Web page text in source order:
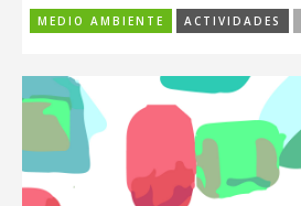
MEDIO AMBIENTE ACTIVIDADES